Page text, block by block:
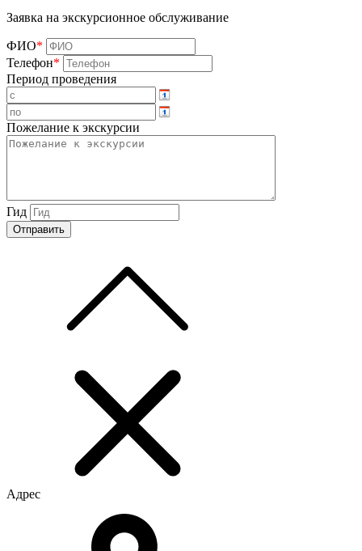
Заявка на экскурсионное обслуживание
ФИО*
Телефон*
Период проведения
Пожелание к экскурсии
Гид
Адрес